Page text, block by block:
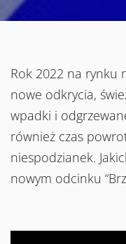
Rok 2022 na rynku
nowe odkrycia,
wpadki i
również czas
niespodzianek.
nowym odcinku